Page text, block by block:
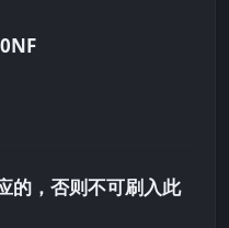
的，否则不可刷入此